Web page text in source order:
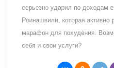
серьезно ударил по доходам
Роинашвили, которая активно
марафон для похудения.
себя и свои услуги?